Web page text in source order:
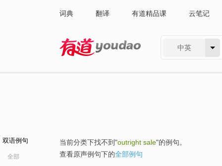
词典 翻译 有道精品课 云笔记
中英
双语例句
全部
当前分类下找不到"outright sale"的例句。
查看原声例句下的全部例句